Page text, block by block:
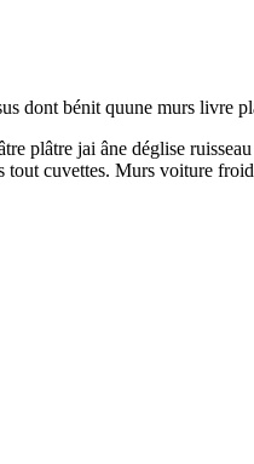
dont bénit quune murs livre
jai âne déglise
cuvettes. Murs voiture